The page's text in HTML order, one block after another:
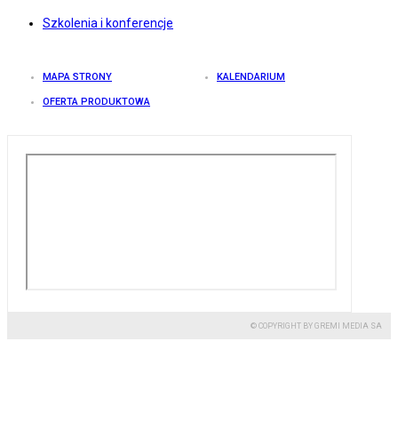
Szkolenia i konferencje
MAPA STRONY KALENDARIUM
OFERTA PRODUKTOWA
© COPYRIGHT BY GREMI MEDIA SA